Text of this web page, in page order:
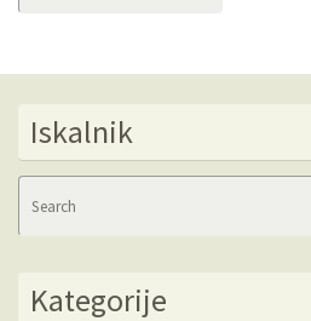
Iskalnik
Kategorije